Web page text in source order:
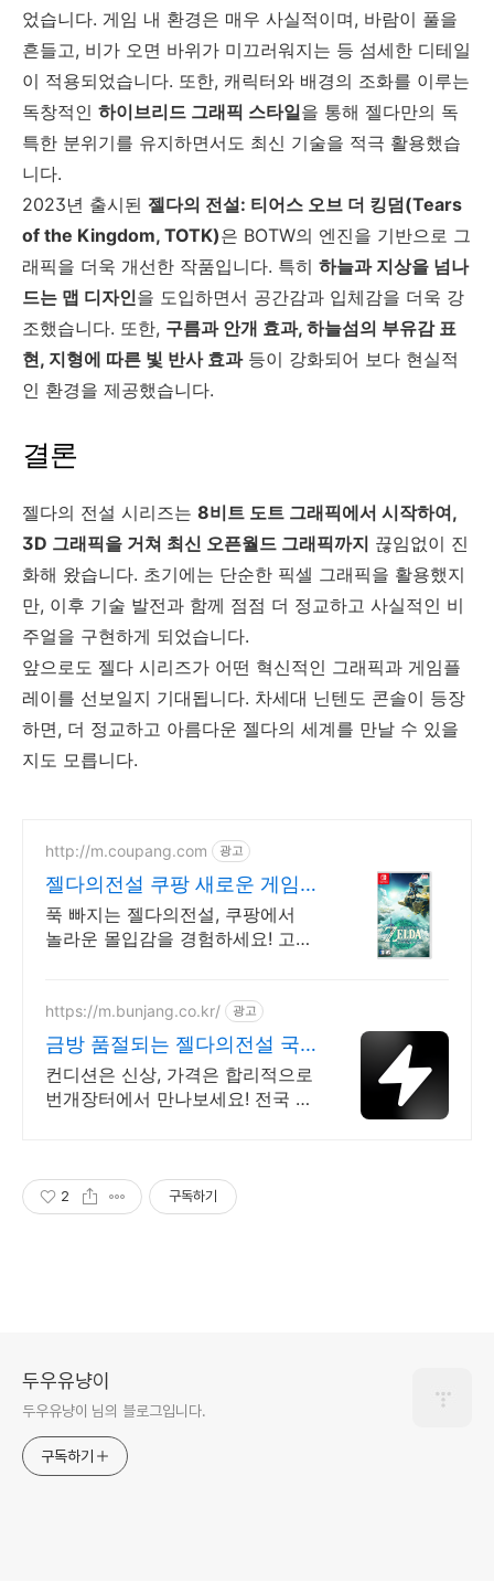
었습니다. 게임 내 환경은 매우 사실적이며, 바람이 풀을
흔들고, 비가 오면 바위가 미끄러워지는 등 섬세한 디테일
이 적용되었습니다. 또한, 캐릭터와 배경의 조화를 이루는
독창적인 하이브리드 그래픽 스타일을 통해 젤다만의 독
특한 분위기를 유지하면서도 최신 기술을 적극 활용했습
니다.
2023년 출시된 젤다의 전설: 티어스 오브 더 킹덤(Tears
of the Kingdom, TOTK)은 BOTW의 엔진을 기반으로 그
래픽을 더욱 개선한 작품입니다. 특히 하늘과 지상을 넘나
드는 맵 디자인을 도입하면서 공간감과 입체감을 더욱 강
조했습니다. 또한, 구름과 안개 효과, 하늘섬의 부유감 표
현, 지형에 따른 빛 반사 효과등이 강화되어 보다 현실적
인 환경을 제공했습니다.
결론
젤다의 전설 시리즈는 8비트 도트 그래픽에서 시작하여,
3D 그래픽을 거쳐 최신 오픈월드 그래픽까지 끊임없이 진
화해 왔습니다. 초기에는 단순한 픽셀 그래픽을 활용했지
만, 이후 기술 발전과 함께 점점 더 정교하고 사실적인 비
주얼을 구현하게 되었습니다.
앞으로도 젤다 시리즈가 어떤 혁신적인 그래픽과 게임플
레이를 선보일지 기대됩니다. 차세대 닌텐도 콘솔이 등장
하면, 더 정교하고 아름다운 젤다의 세계를 만날 수 있을
지도 모릅니다.
http://m.coupang.com 광고
젤다의전설 쿠팡 새로운 게임
즐거움 만끽!
푹 빠지는 젤다의전설, 쿠팡에서
놀라운 몰입감을 경험하세요! 고퀄
https://m.bunjang.co.kr/ 광고
금방 품절되는 젤다의전설 국
내 최대 브랜드 중고거래
컨디션은 신상, 가격은 합리적으로
번개장터에서 만나보세요! 전국 각
2 구독하기
두우유냥이
두우유냥이 님의 블로그입니다.
구독하기